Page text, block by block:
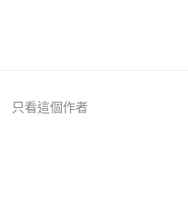
只看這個作者